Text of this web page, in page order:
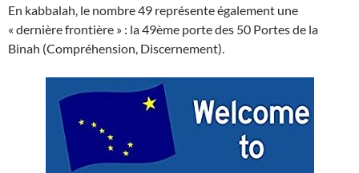
En kabbalah, le nombre 49 représente également une
« dernière frontière » : la 49ème porte des 50 Portes de la
Binah (Compréhension, Discernement).